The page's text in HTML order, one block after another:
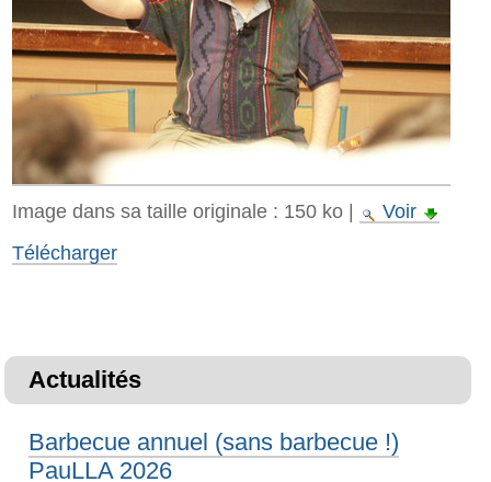
Image dans sa taille originale : 150 ko|
Voir
Télécharger
Actualités
Barbecue annuel (sans barbecue !)
PauLLA 2026